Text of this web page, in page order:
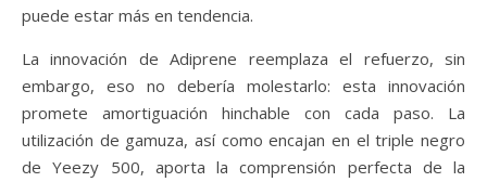
puede estar más en tendencia.
La innovación de Adiprene reemplaza el refuerzo, sin
embargo, eso no debería molestarlo: esta innovación
promete amortiguación hinchable con cada paso. La
utilización de gamuza, así como encajan en el triple negro
de Yeezy 500, aporta la comprensión perfecta de la